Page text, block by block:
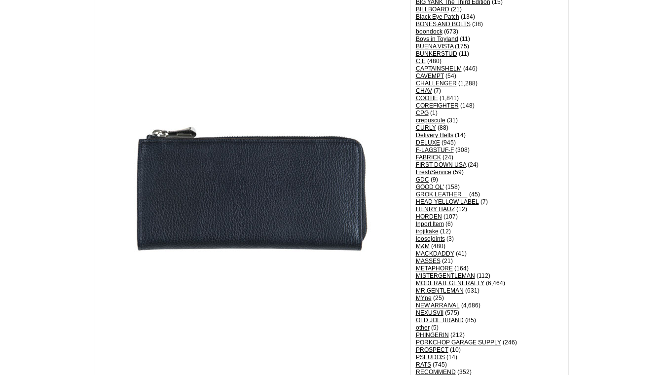
BIG YANK The Third Edition (15)
BILLBOARD (21)
Black Eye Patch (134)
BONES AND BOLTS(38)
boondock(673)
Boys in Toyland (11)
BUENA VISTA(175)
BUNKERSTUD (11)
C.E(480)
CAPTAINSHELM (446)
CAVEMPT(54)
CHALLENGER (1,288)
CHAV(7)
COOTIE(1,841)
COREFIGHTER (148)
CPG(1)
crepuscule (31)
CURLY(88)
Delivery Hells(14)
DELUXE(945)
F-LAGSTUF-F(308)
FABRICK(24)
FIRST DOWN USA(24)
FreshService (59)
GDC (9)
GOOD OL'(158)
GROK LEATHER
(45)
HEAD YELLOW LABEL(7)
HENRY HAUZ(12)
HORDEN (107)
Inport Item(6)
irojikake (12)
loosejoints(3)
M&M (480)
MACKDADDY(41)
MASSES(21)
METAPHORE(164)
MISTERGENTLEMAN (112)
MODERATEGENERALLY(6,464)
MR.GENTLEMAN (631)
MYne (25)
NEW ARRAIVAL(4,686)
NEXUSVII
(575)
OLD JOE BRAND (85)
other(5)
PHINGERIN (212)
PORKCHOP GARAGE SUPPLY(246)
PROSPECT(10)
PSEUDOS(14)
RATS(745)
RECOMMEND (352)